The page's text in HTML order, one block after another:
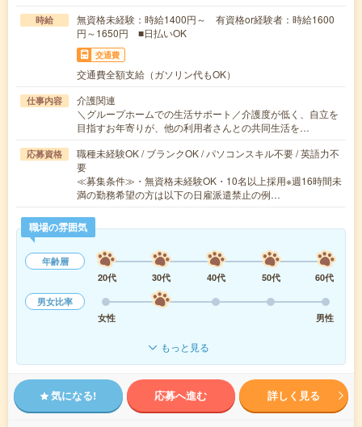
時給
無資格未経験：時給1400円～ 有資格or経験者：時給1600
円～1650円 ■日払いOK
交通費
交通費全額支給（ガソリン代もOK）
仕事内容
介護関連
＼グループホームでの生活サポート／介護度が低く、自立を
目指すお年寄りが、他の利用者さんとの共同生活を…
応募資格
職種未経験OK / ブランクOK / パソコンスキル不要 / 英語力不
要
≪募集条件≫・無資格未経験OK・10名以上採用※週16時間未
満の勤務希望の方は以下の日雇派遣禁止の例…
職場の雰囲気
年齢層
20代
30代 40代 50代
60代
男女比率
女性
男性
もっと見る
気になる! 応募へ進む 詳しく見る